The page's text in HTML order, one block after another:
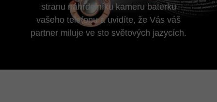
stranu náhrdelníku kameru baterku
vašeho telefonu a uvidíte, že Vás váš
partner miluje ve sto světových jazycích.